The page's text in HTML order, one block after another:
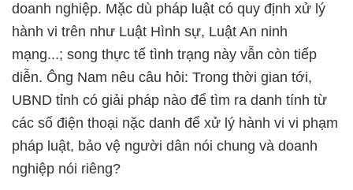
doanh nghiệp. Mặc dù pháp luật có quy định xử lý
hành vi trên như Luật Hình sự, Luật An ninh
mạng...; song thực tế tình trạng này vẫn còn tiếp
diễn. Ông Nam nêu câu hỏi: Trong thời gian tới,
UBND tỉnh có giải pháp nào để tìm ra danh tính từ
các số điện thoại nặc danh để xử lý hành vi vi phạm
pháp luật, bảo vệ người dân nói chung và doanh
nghiệp nói riêng?